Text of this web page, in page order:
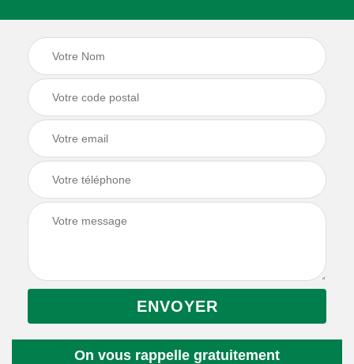
On vous rappelle gratuitement